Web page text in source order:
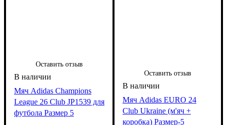
Оставить отзыв
Мяч Adidas Champions
League 26 Club JP1539 для
футбола Размер 5
Оставить отзыв
Мяч Adidas EURO 24
Club Ukraine (м'яч +
коробка) Размер-5